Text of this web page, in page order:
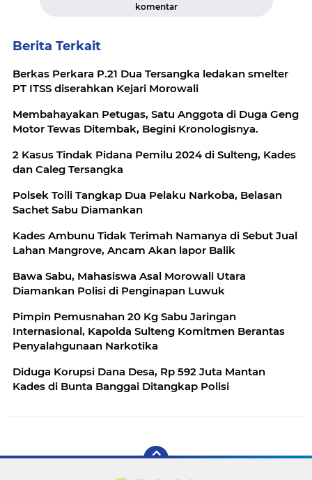
komentar
Berita Terkait
Berkas Perkara P.21 Dua Tersangka ledakan smelter
PT ITSS diserahkan Kejari Morowali
Membahayakan Petugas, Satu Anggota di Duga Geng
Motor Tewas Ditembak, Begini Kronologisnya.
2 Kasus Tindak Pidana Pemilu 2024 di Sulteng, Kades
dan Caleg Tersangka
Polsek Toili Tangkap Dua Pelaku Narkoba, Belasan
Sachet Sabu Diamankan
Kades Ambunu Tidak Terimah Namanya di Sebut Jual
Lahan Mangrove, Ancam Akan lapor Balik
Bawa Sabu, Mahasiswa Asal Morowali Utara
Diamankan Polisi di Penginapan Luwuk
Pimpin Pemusnahan 20 Kg Sabu Jaringan
Internasional, Kapolda Sulteng Komitmen Berantas
Penyalahgunaan Narkotika
Diduga Korupsi Dana Desa, Rp 592 Juta Mantan
Kades di Bunta Banggai Ditangkap Polisi